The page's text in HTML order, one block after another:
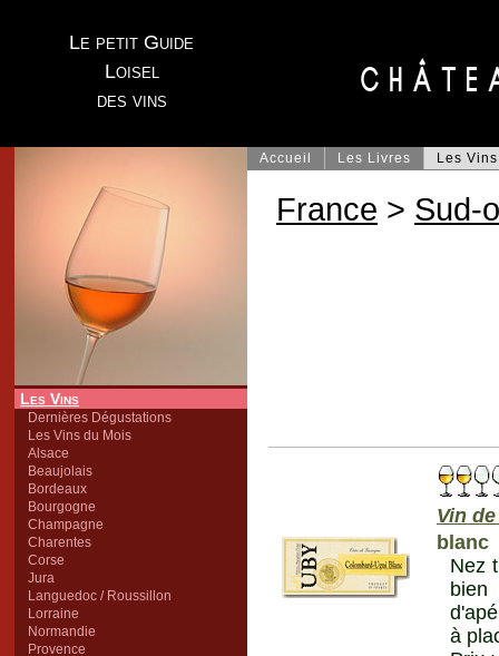
Le petit Guide
Loisel
des vins
Les Vins
Dernières Dégustations
Les Vins du Mois
Alsace
Beaujolais
Bordeaux
Bourgogne
Champagne
Charentes
Corse
Jura
Languedoc / Roussillon
Lorraine
Normandie
Provence
Accueil Les Livres Les Vins
France > Sud-
Vin
blanc
Nez
bien
à